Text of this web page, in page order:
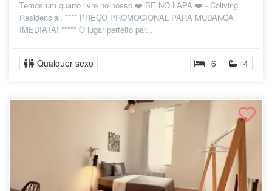
Temos um quarto livre no nosso ❤️ BE NO LAPA ❤️ - Coliving
Residencial. **** PREÇO PROMOCIONAL PARA MUDANÇA
IMEDIATA! ***** O lugar perfeito par...
Qualquer sexo 6 4